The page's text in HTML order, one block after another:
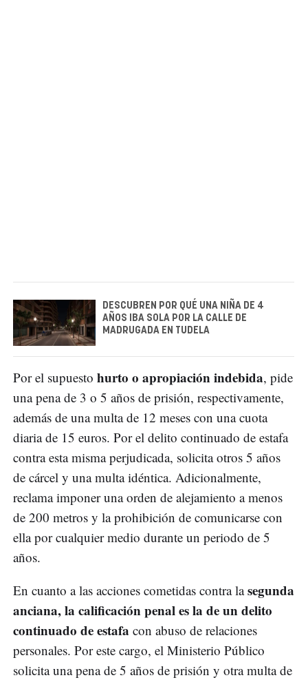
DESCUBREN POR QUÉ UNA NIÑA DE 4
AÑOS IBA SOLA POR LA CALLE DE
MADRUGADA EN TUDELA
Por el supuesto hurto o apropiación indebida, pide
una pena de 3 o 5 años de prisión, respectivamente,
además de una multa de 12 meses con una cuota
diaria de 15 euros. Por el delito continuado de estafa
contra esta misma perjudicada, solicita otros 5 años
de cárcel y una multa idéntica. Adicionalmente,
reclama imponer una orden de alejamiento a menos
de 200 metros y la prohibición de comunicarse con
ella por cualquier medio durante un periodo de 5
años.
En cuanto a las acciones cometidas contra lasegunda
anciana, la calificación penal es la de un delito
continuado de estafa con abuso de relaciones
personales. Por este cargo, el Ministerio Público
solicita una pena de 5 años de prisión y otra multa de